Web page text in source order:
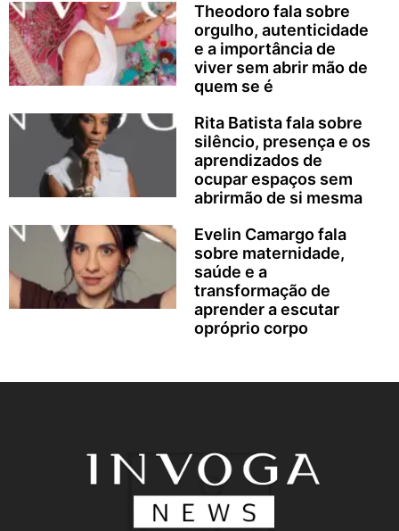
Theodoro fala sobre
orgulho, autenticidade
e a importância de
viver sem abrir mão de
quem se é
Rita Batista fala sobre
silêncio, presença e os
aprendizados de
ocupar espaços sem
abrirmão de si mesma
Evelin Camargo fala
sobre maternidade,
saúde e a
transformação de
aprender a escutar
opróprio corpo